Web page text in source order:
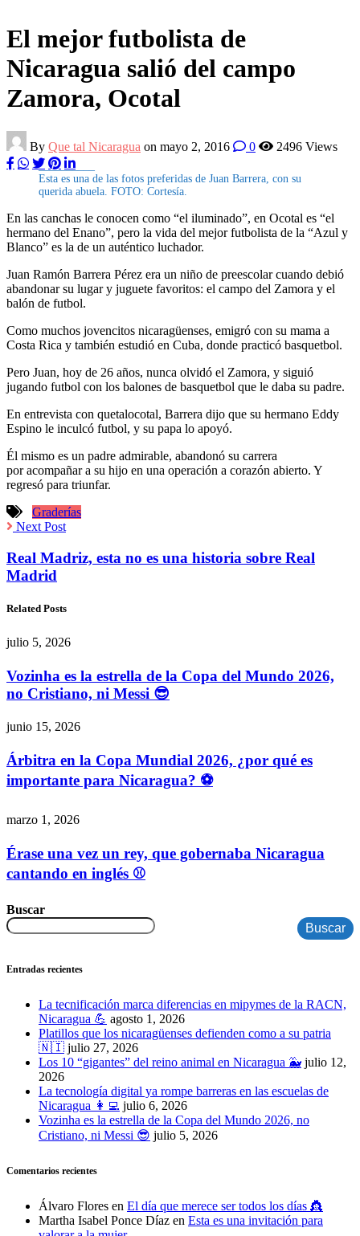
El mejor futbolista de
Nicaragua salió del campo
Zamora, Ocotal
By Que tal Nicaragua on mayo 2, 2016 0 2496 Views
Esta es una de las fotos preferidas de Juan Barrera, con su
querida abuela. FOTO: Cortesía.
En las canchas le conocen como “el iluminado”, en Ocotal es “el
hermano del Enano”, pero la vida del mejor futbolista de la “Azul y
Blanco” es la de un auténtico luchador.
Juan Ramón Barrera Pérez era un niño de preescolar cuando debió
abandonar su lugar y juguete favoritos: el campo del Zamora y el
balón de futbol.
Como muchos jovencitos nicaragüenses, emigró con su mama a
Costa Rica y también estudió en Cuba, donde practicó basquetbol.
Pero Juan, hoy de 26 años, nunca olvidó el Zamora, y siguió
jugando futbol con los balones de basquetbol que le daba su padre.
En entrevista con quetalocotal, Barrera dijo que su hermano Eddy
Espino le inculcó futbol, y su papa lo apoyó.
Él mismo es un padre admirable, abandonó su carrera
por acompañar a su hijo en una operación a corazón abierto. Y
regresó para triunfar.
Graderías
Next Post
Real Madriz, esta no es una historia sobre Real
Madrid
Related Posts
julio 5, 2026
Vozinha es la estrella de la Copa del Mundo 2026,
no Cristiano, ni Messi 😎
junio 15, 2026
Árbitra en la Copa Mundial 2026, ¿por qué es
importante para Nicaragua? ⚽
marzo 1, 2026
Érase una vez un rey, que gobernaba Nicaragua
cantando en inglés ⚾
Buscar
Buscar
Entradas recientes
La tecnificación marca diferencias en mipymes de la RACN,
Nicaragua 💪 agosto 1, 2026
Platillos que los nicaragüenses defienden como a su patria
🇳🇮 julio 27, 2026
Los 10 “gigantes” del reino animal en Nicaragua 🐳 julio 12,
2026
La tecnología digital ya rompe barreras en las escuelas de
Nicaragua 👩‍💻 julio 6, 2026
Vozinha es la estrella de la Copa del Mundo 2026, no
Cristiano, ni Messi 😎 julio 5, 2026
Comentarios recientes
Álvaro Flores en El día que merece ser todos los días 👸
Martha Isabel Ponce Díaz en Esta es una invitación para